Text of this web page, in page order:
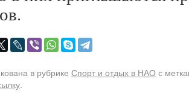
в рубрике Спорт и отдых в НАО с
.